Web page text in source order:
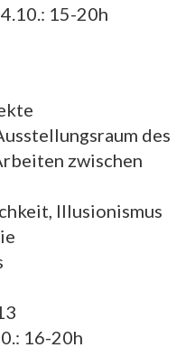
15-20h
des
zwischen
Illusionismus
16-20h